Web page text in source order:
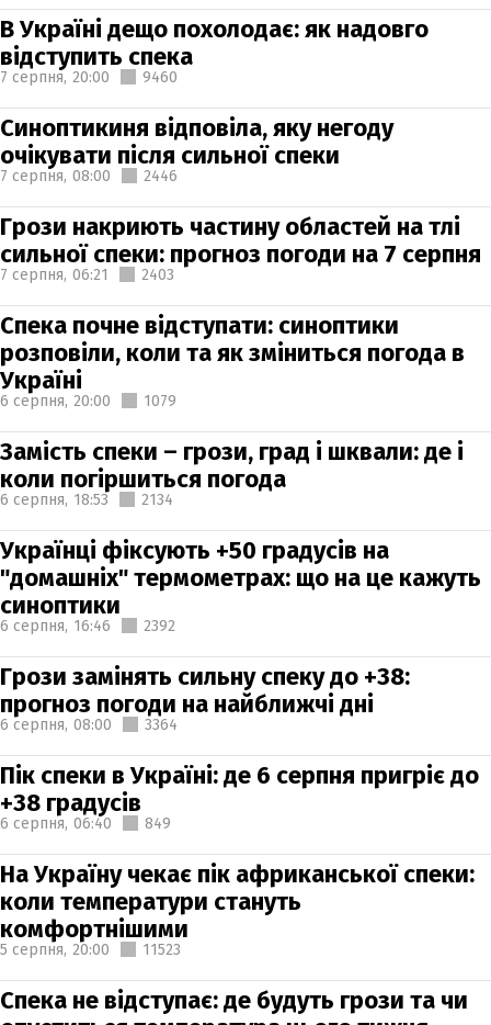
В Україні дещо похолодає: як надовго
відступить спека
7 серпня, 20:00 9460
Синоптикиня відповіла, яку негоду
очікувати після сильної спеки
7 серпня, 08:00 2446
Грози накриють частину областей на тлі
сильної спеки: прогноз погоди на 7 серпня
7 серпня, 06:21 2403
Спека почне відступати: синоптики
розповіли, коли та як зміниться погода в
Україні
6 серпня, 20:00 1079
Замість спеки – грози, град і шквали: де і
коли погіршиться погода
6 серпня, 18:53 2134
Українці фіксують +50 градусів на
"домашніх" термометрах: що на це кажуть
синоптики
6 серпня, 16:46 2392
Грози замінять сильну спеку до +38:
прогноз погоди на найближчі дні
6 серпня, 08:00 3364
Пік спеки в Україні: де 6 серпня пригріє до
+38 градусів
6 серпня, 06:40 849
На Україну чекає пік африканської спеки:
коли температури стануть
комфортнішими
5 серпня, 20:00 11523
Спека не відступає: де будуть грози та чи